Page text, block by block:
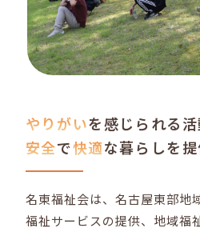
やりがいを感じられる活
安全で快適な暮らしを提
名東福祉会は、名古屋東部地
福祉サービスの提供、地域福